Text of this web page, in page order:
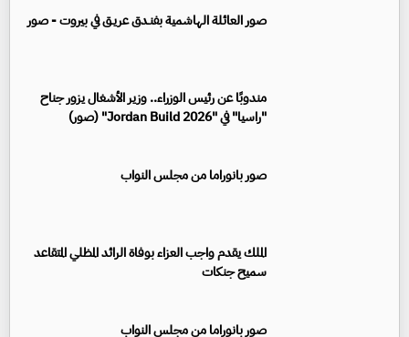
صور العائلة الهاشمية بفنـدق عريـق في بيروت - صور
مندوبًا عن رئيس الوزراء.. وزير الأشغال يزور جناح
"راسيا" في "Jordan Build 2026" (صور)
صور بانوراما من مجلس النواب
الملك يقدم واجب العزاء بوفاة الرائد المظلي المتقاعد
سميح جنكات
صور بانوراما من مجلس النواب